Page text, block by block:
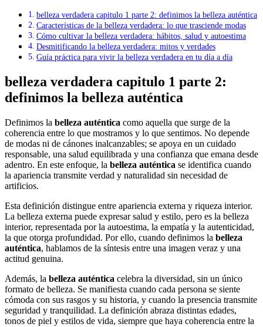
belleza verdadera capitulo 1 parte 2: definimos la belleza auténtica
Características de la belleza verdadera: lo que trasciende modas
Cómo cultivar la belleza verdadera: hábitos, salud y autoestima
Desmitificando la belleza verdadera: mitos y verdades
Guía práctica para vivir la belleza verdadera en tu día a día
belleza verdadera capitulo 1 parte 2:
definimos la belleza auténtica
Definimos la belleza auténtica como aquella que surge de la
coherencia entre lo que mostramos y lo que sentimos. No depende
de modas ni de cánones inalcanzables; se apoya en un cuidado
responsable, una salud equilibrada y una confianza que emana desde
adentro. En este enfoque, la belleza auténtica se identifica cuando
la apariencia transmite verdad y naturalidad sin necesidad de
artificios.
Esta definición distingue entre apariencia externa y riqueza interior.
La belleza externa puede expresar salud y estilo, pero es la belleza
interior, representada por la autoestima, la empatía y la autenticidad,
la que otorga profundidad. Por ello, cuando definimos la belleza
auténtica, hablamos de la síntesis entre una imagen veraz y una
actitud genuina.
Además, la belleza auténtica celebra la diversidad, sin un único
formato de belleza. Se manifiesta cuando cada persona se siente
cómoda con sus rasgos y su historia, y cuando la presencia transmite
seguridad y tranquilidad. La definición abraza distintas edades,
tonos de piel y estilos de vida, siempre que haya coherencia entre la